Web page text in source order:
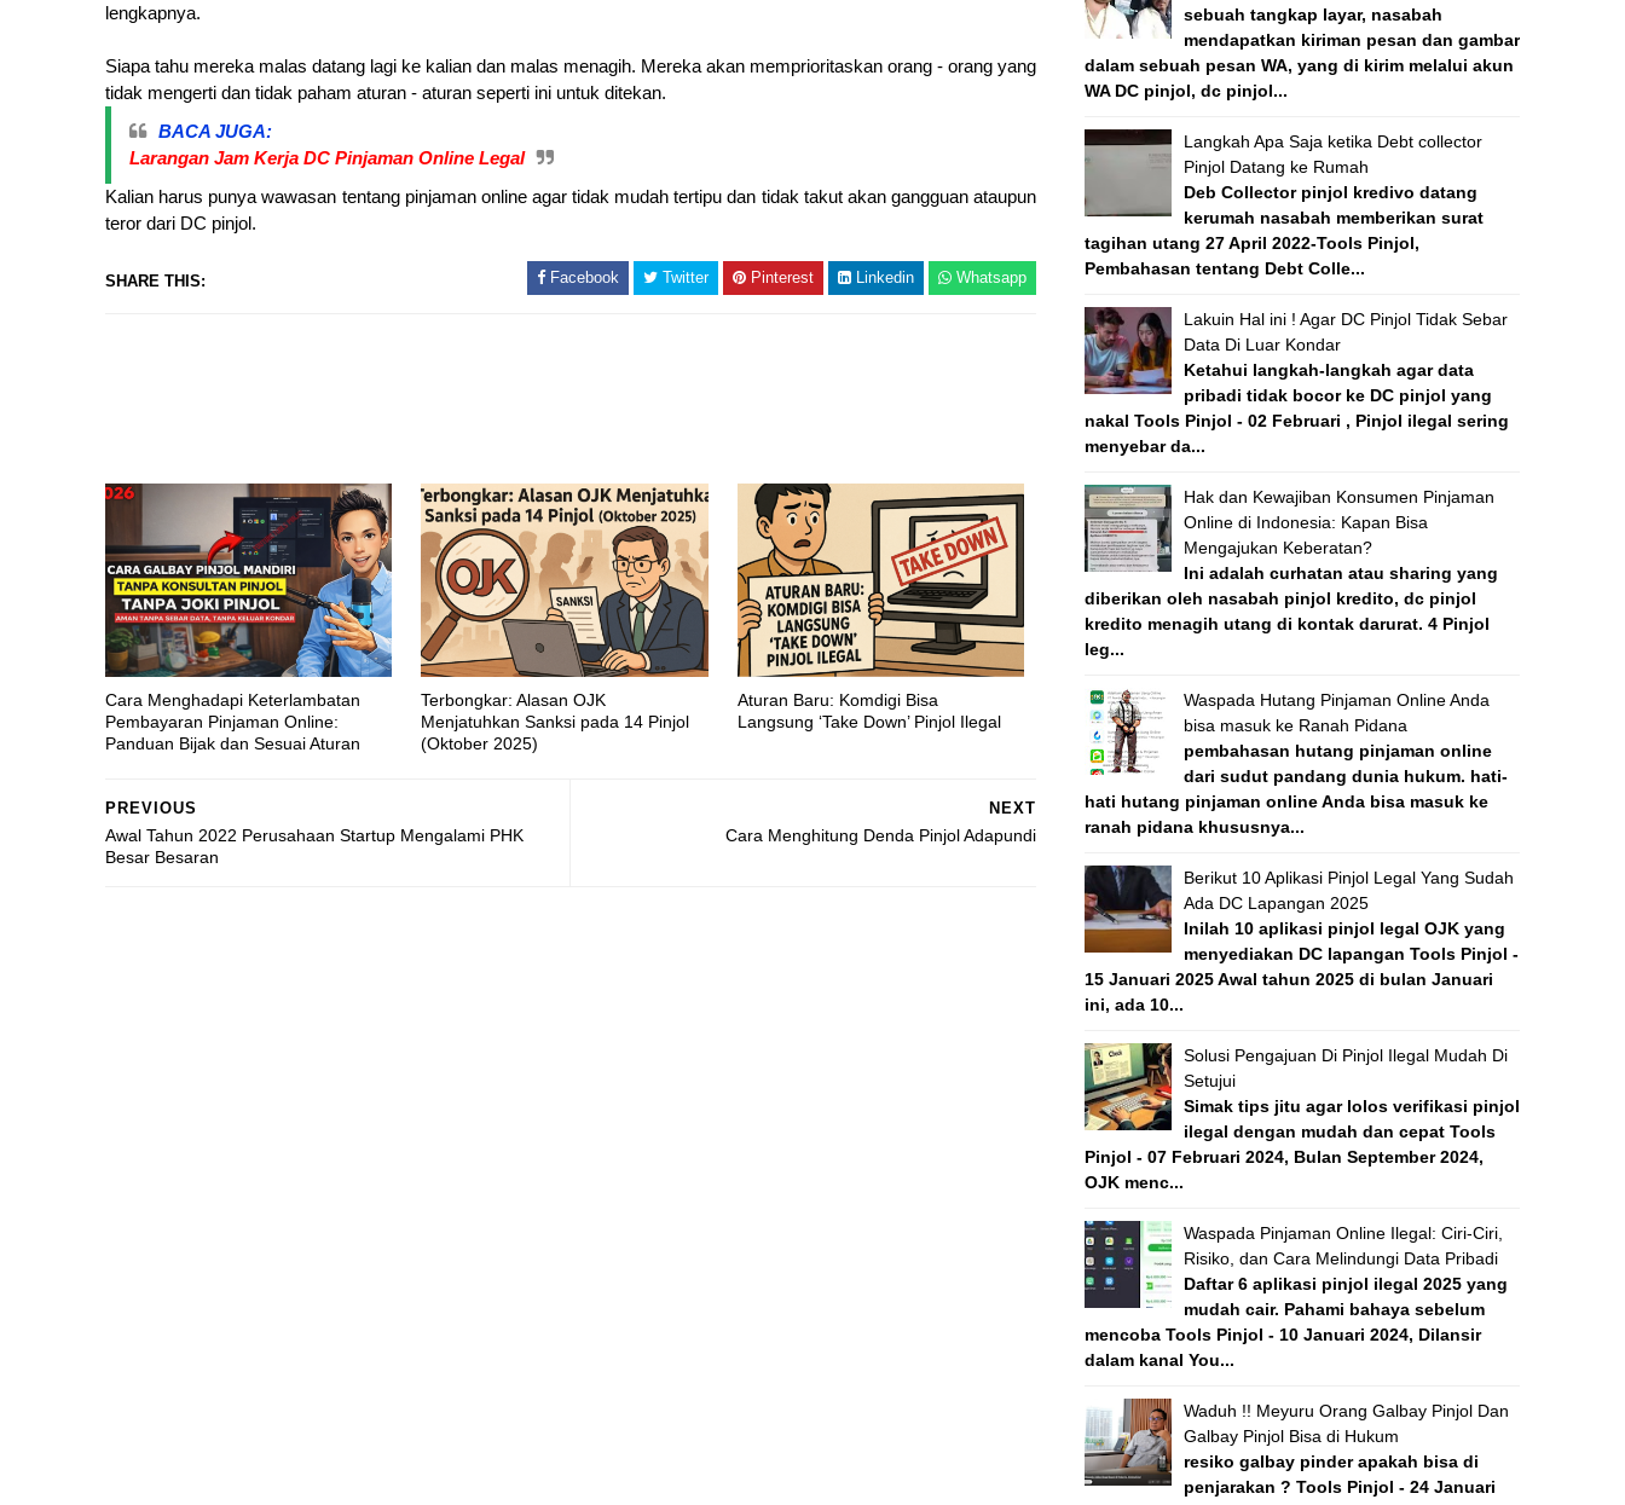
lengkapnya.
Siapa tahu mereka malas datang lagi ke kalian dan malas menagih. Mereka akan memprioritaskan orang - orang yang
tidak mengerti dan tidak paham aturan - aturan seperti ini untuk ditekan.
BACA JUGA:
Larangan Jam Kerja DC Pinjaman Online Legal
Kalian harus punya wawasan tentang pinjaman online agar tidak mudah tertipu dan tidak takut akan gangguan ataupun
teror dari DC pinjol.
SHARE THIS: Facebook Twitter Pinterest Linkedin Whatsapp
Cara Menghadapi Keterlambatan
Pembayaran Pinjaman Online:
Panduan Bijak dan Sesuai Aturan
Terbongkar: Alasan OJK
Menjatuhkan Sanksi pada 14 Pinjol
(Oktober 2025)
Aturan Baru: Komdigi Bisa
Langsung ‘Take Down’ Pinjol Ilegal
NEXT
Cara Menghitung Denda Pinjol Adapundi
PREVIOUS
Awal Tahun 2022 Perusahaan Startup Mengalami PHK
Besar Besaran
sebuah tangkap layar, nasabah
mendapatkan kiriman pesan dan gambar
dalam sebuah pesan WA, yang di kirim melalui akun
WA DC pinjol, dc pinjol...
Langkah Apa Saja ketika Debt collector
Pinjol Datang ke Rumah
Deb Collector pinjol kredivo datang
kerumah nasabah memberikan surat
tagihan utang 27 April 2022-Tools Pinjol,
Pembahasan tentang Debt Colle...
Lakuin Hal ini ! Agar DC Pinjol Tidak Sebar
Data Di Luar Kondar
Ketahui langkah-langkah agar data
pribadi tidak bocor ke DC pinjol yang
nakal Tools Pinjol - 02 Februari , Pinjol ilegal sering
menyebar da...
Hak dan Kewajiban Konsumen Pinjaman
Online di Indonesia: Kapan Bisa
Mengajukan Keberatan?
Ini adalah curhatan atau sharing yang
diberikan oleh nasabah pinjol kredito, dc pinjol
kredito menagih utang di kontak darurat. 4 Pinjol
leg...
Waspada Hutang Pinjaman Online Anda
bisa masuk ke Ranah Pidana
pembahasan hutang pinjaman online
dari sudut pandang dunia hukum. hati-
hati hutang pinjaman online Anda bisa masuk ke
ranah pidana khususnya...
Berikut 10 Aplikasi Pinjol Legal Yang Sudah
Ada DC Lapangan 2025
Inilah 10 aplikasi pinjol legal OJK yang
menyediakan DC lapangan Tools Pinjol -
15 Januari 2025 Awal tahun 2025 di bulan Januari
ini, ada 10...
Solusi Pengajuan Di Pinjol Ilegal Mudah Di
Setujui
Simak tips jitu agar lolos verifikasi pinjol
ilegal dengan mudah dan cepat Tools
Pinjol - 07 Februari 2024, Bulan September 2024,
OJK menc...
Waspada Pinjaman Online Ilegal: Ciri-Ciri,
Risiko, dan Cara Melindungi Data Pribadi
Daftar 6 aplikasi pinjol ilegal 2025 yang
mudah cair. Pahami bahaya sebelum
mencoba Tools Pinjol - 10 Januari 2024, Dilansir
dalam kanal You...
Waduh !! Meyuru Orang Galbay Pinjol Dan
Galbay Pinjol Bisa di Hukum
resiko galbay pinder apakah bisa di
penjarakan ? Tools Pinjol - 24 Januari